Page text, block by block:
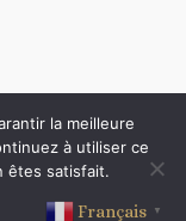
Site géré par
l'agence
Français ▼
la meilleure
à utiliser ce
êtes satisfait.